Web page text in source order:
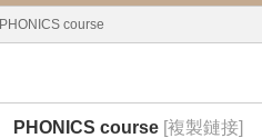
PHONICS course
PHONICS course [複製鏈接]